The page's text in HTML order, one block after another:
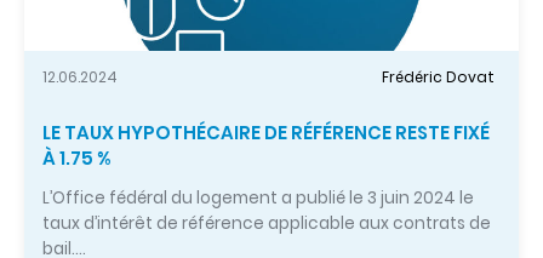
12.06.2024 Frédéric Dovat
LE TAUX HYPOTHÉCAIRE DE RÉFÉRENCE RESTE FIXÉ
À 1.75 %
L’Office fédéral du logement a publié le 3 juin 2024 le
taux d’intérêt de référence applicable aux contrats de
bail.…